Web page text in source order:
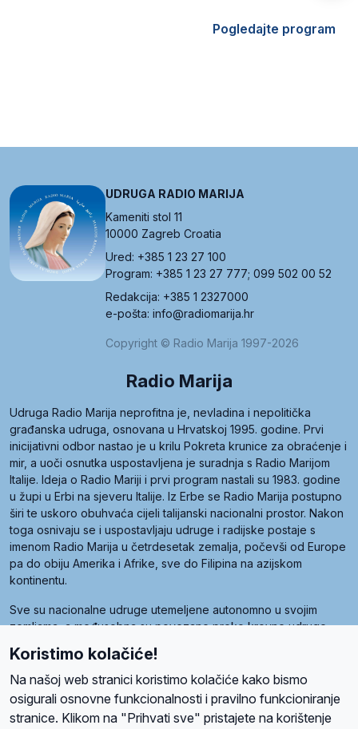
Pogledajte program
UDRUGA RADIO MARIJA
Kameniti stol 11
10000 Zagreb Croatia
Ured: +385 1 23 27 100
Program: +385 1 23 27 777; 099 502 00 52
Redakcija: +385 1 2327000
e-pošta: info@radiomarija.hr
Copyright © Radio Marija 1997-2026
Radio Marija
Udruga Radio Marija neprofitna je, nevladina i nepolitička
građanska udruga, osnovana u Hrvatskoj 1995. godine. Prvi
inicijativni odbor nastao je u krilu Pokreta krunice za obraćenje i
mir, a uoči osnutka uspostavljena je suradnja s Radio Marijom
Italije. Ideja o Radio Mariji i prvi program nastali su 1983. godine
u župi u Erbi na sjeveru Italije. Iz Erbe se Radio Marija postupno
širi te uskoro obuhvaća cijeli talijanski nacionalni prostor. Nakon
toga osnivaju se i uspostavljaju udruge i radijske postaje s
imenom Radio Marija u četrdesetak zemalja, počevši od Europe
pa do obiju Amerika i Afrike, sve do Filipina na azijskom
kontinentu.
Sve su nacionalne udruge utemeljene autonomno u svojim
zemljama, a međusobna su povezane preko krovne udruge
Radio Maria). Svjetsku obitelj utemeljilo je sedam članica, među
kojima je i hrvatska Udruga Radio Marija.
Koristimo kolačiće!
Na našoj web stranici koristimo kolačiće kako bismo
osigurali osnovne funkcionalnosti i pravilno funkcioniranje
stranice. Klikom na "Prihvati sve" pristajete na korištenje